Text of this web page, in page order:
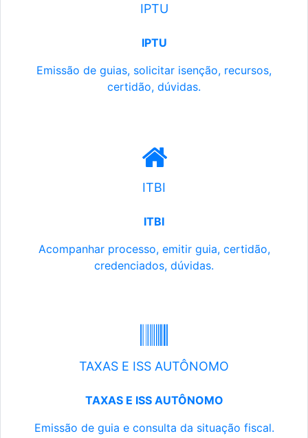
IPTU
IPTU
Emissão de guias, solicitar isenção, recursos,
certidão, dúvidas.
ITBI
ITBI
Acompanhar processo, emitir guia, certidão,
credenciados, dúvidas.
TAXAS E ISS AUTÔNOMO
TAXAS E ISS AUTÔNOMO
Emissão de guia e consulta da situação fiscal.